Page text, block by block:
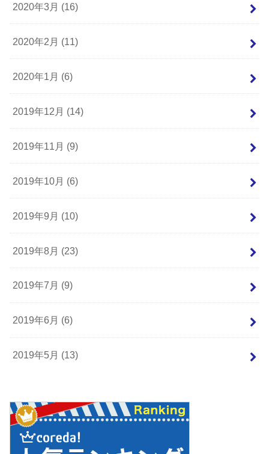
2020年3月 (16)
2020年2月 (11)
2020年1月 (6)
2019年12月 (14)
2019年11月 (9)
2019年10月 (6)
2019年9月 (10)
2019年8月 (23)
2019年7月 (9)
2019年6月 (6)
2019年5月 (13)